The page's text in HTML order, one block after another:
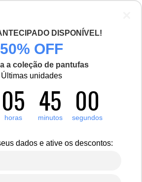
DISPONÍVEL!
50% OFF
a coleção de pantufas
Últimas unidades
05
horas 45
minutos 00
segundos
dados e ative os descontos: